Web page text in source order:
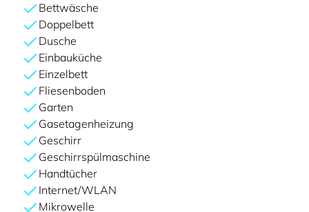
Bettwäsche
Doppelbett
Dusche
Einbauküche
Einzelbett
Fliesenboden
Garten
Gasetagenheizung
Geschirr
Geschirrspülmaschine
Handtücher
Internet/WLAN
Mikrowelle